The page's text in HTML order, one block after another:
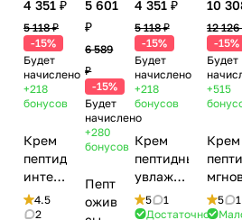
4 351 ₽
5 118 ₽
-15%
Будет
начислено
+218
бонусов
Крем
пептидный
интенсивный
зимний
/
4.5
2
5 601
₽
6 589
₽
-15%
Будет
начислено
+280
бонусов
Пептидная
оживляющая
4 351 ₽
5 118 ₽
-15%
Будет
начислено
+218
бонусов
Крем
пептидный
увлажняющий
с 10%
молочной
5
1
Достаточно
10
12 126
-15%
Будет
+515
Крем
для
5
1